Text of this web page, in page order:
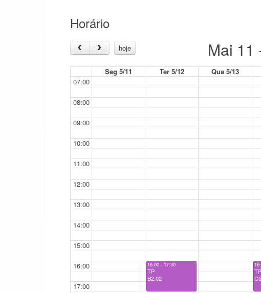
Horário
hoje Mai 11
Seg 5/11 Ter 5/12 Qua 5/13
07:00
08:00
09:00
10:00
11:00
12:00
13:00
14:00
15:00
16:00
17:00
16:00 - 17:30
TP
B2.02
TP